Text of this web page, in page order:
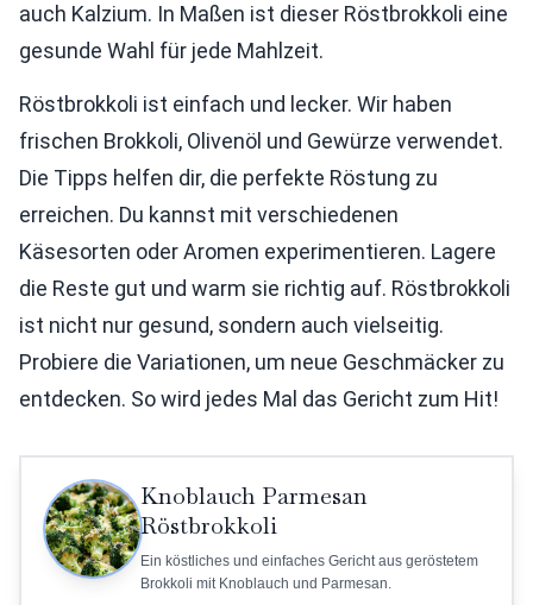
auch Kalzium. In Maßen ist dieser Röstbrokkoli eine
gesunde Wahl für jede Mahlzeit.
Röstbrokkoli ist einfach und lecker. Wir haben
frischen Brokkoli, Olivenöl und Gewürze verwendet.
Die Tipps helfen dir, die perfekte Röstung zu
erreichen. Du kannst mit verschiedenen
Käsesorten oder Aromen experimentieren. Lagere
die Reste gut und warm sie richtig auf. Röstbrokkoli
ist nicht nur gesund, sondern auch vielseitig.
Probiere die Variationen, um neue Geschmäcker zu
entdecken. So wird jedes Mal das Gericht zum Hit!
Knoblauch Parmesan
Röstbrokkoli
Ein köstliches und einfaches Gericht aus geröstetem
Brokkoli mit Knoblauch und Parmesan.